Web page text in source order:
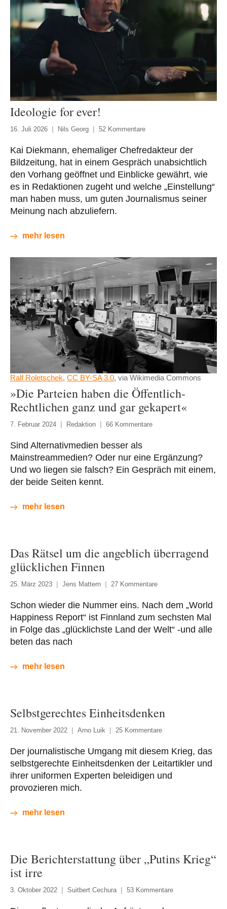
Ideologie for ever!
16. Juli 2026 Nils Georg 52 Kommentare
Kai Diekmann, ehemaliger Chefredakteur der
Bildzeitung, hat in einem Gespräch unabsichtlich
den Vorhang geöffnet und Einblicke gewährt, wie
es in Redaktionen zugeht und welche „Einstellung“
man haben muss, um guten Journalismus seiner
Meinung nach abzuliefern.
mehr lesen
Ralf Roletschek, CC BY-SA 3.0, via Wikimedia Commons
»Die Parteien haben die Öffentlich-
Rechtlichen ganz und gar gekapert«
7. Februar 2024 Redaktion 66 Kommentare
Sind Alternativmedien besser als
Mainstreammedien? Oder nur eine Ergänzung?
Und wo liegen sie falsch? Ein Gespräch mit einem,
der beide Seiten kennt.
mehr lesen
Das Rätsel um die angeblich überragend
glücklichen Finnen
25. März 2023 Jens Mattern 27 Kommentare
Schon wieder die Nummer eins. Nach dem „World
Happiness Report“ ist Finnland zum sechsten Mal
in Folge das „glücklichste Land der Welt“ -und alle
beten das nach
mehr lesen
Selbstgerechtes Einheitsdenken
21. November 2022 Arno Luik 25 Kommentare
Der journalistische Umgang mit diesem Krieg, das
selbstgerechte Einheitsdenken der Leitartikler und
ihrer uniformen Experten beleidigen und
provozieren mich.
mehr lesen
Die Berichterstattung über „Putins Krieg“
ist irre
3. Oktober 2022 Suitbert Cechura 53 Kommentare